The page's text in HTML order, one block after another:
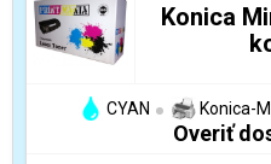
Konica
CYAN Konica-
Overiť